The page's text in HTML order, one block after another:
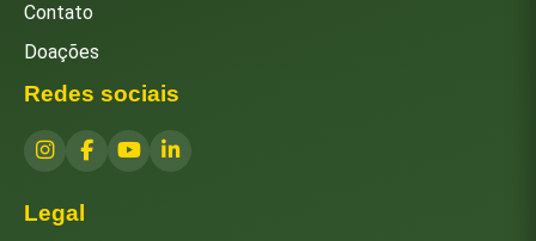
Contato
Doações
Redes sociais
Legal